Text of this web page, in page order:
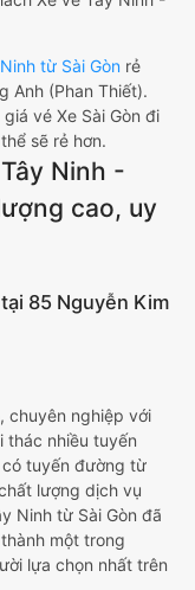
từ Sài Gòn rẻ
Anh (Phan Thiết).
vé Xe Sài Gòn đi
sẽ rẻ hơn.
Ninh -
cao, uy
85 Nguyễn Kim
chuyên nghiệp với
thác nhiều tuyến
tuyến đường từ
lượng dịch vụ
Ninh từ Sài Gòn đã
một trong
lựa chọn nhất trên